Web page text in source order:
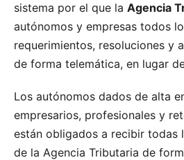
sistema por el que la Agencia
autónomos y empresas todos
requerimientos, resoluciones y
de forma telemática, en lugar
Los autónomos dados de alta
empresarios, profesionales y
están obligados a recibir todas
de la Agencia Tributaria de